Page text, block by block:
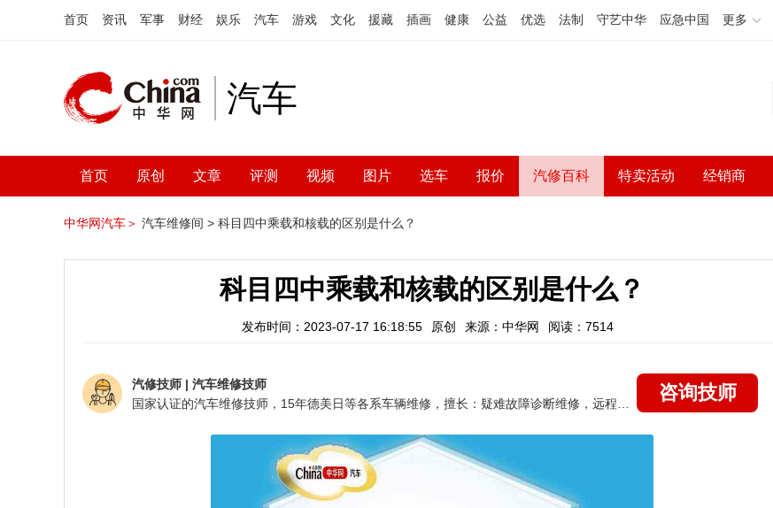
首页 资讯 军事 财经 娱乐 汽车 游戏 文化 援藏 插画 健康 公益 优选 法制 守艺中华 应急中国 更多
汽车
首页 原创 文章 评测 视频 图片 选车 报价 汽修百科 特卖活动 经销商
中华网汽车＞ 汽车维修间 > 科目四中乘载和核载的区别是什么？
科目四中乘载和核载的区别是什么？
发布时间：2023-07-17 16:18:55 原创 来源：中华网 阅读：7514
汽修技师 | 汽车维修技师
咨询技师